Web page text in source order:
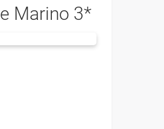
Marino 3*